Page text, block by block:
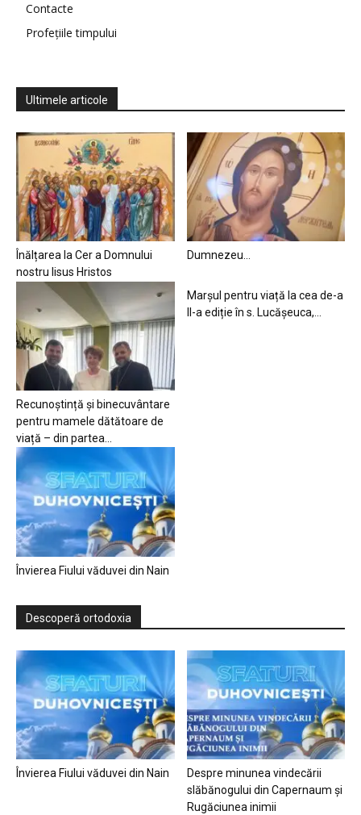
Contacte
Profețiile timpului
Ultimele articole
Înălțarea la Cer a Domnului
nostru Iisus Hristos
Dumnezeu…
Recunoștință și binecuvântare
pentru mamele dătătoare de
viață – din partea...
Marșul pentru viață la cea de-a
II-a ediție în s. Lucășeuca,...
Învierea Fiului văduvei din Nain
Descoperă ortodoxia
Învierea Fiului văduvei din Nain
Despre minunea vindecării
slăbănogului din Capernaum și
Rugăciunea inimii